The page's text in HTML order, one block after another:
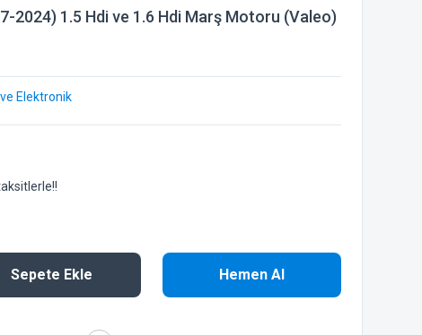
2024) 1.5 Hdi ve 1.6 Hdi Marş Motoru (Valeo)
Elektronik
Sepete Ekle Hemen Al